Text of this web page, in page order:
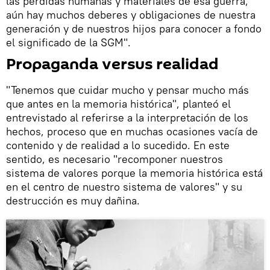
aún hay muchos deberes y obligaciones de nuestra
generación y de nuestros hijos para conocer a fondo
el significado de la SGM".
Propaganda versus realidad
"Tenemos que cuidar mucho y pensar mucho más
que antes en la memoria histórica", planteó el
entrevistado al referirse a la interpretación de los
hechos, proceso que en muchas ocasiones vacía de
contenido y de realidad a lo sucedido. En este
sentido, es necesario "recomponer nuestros
sistema de valores porque la memoria histórica está
en el centro de nuestro sistema de valores" y su
destrucción es muy dañina.